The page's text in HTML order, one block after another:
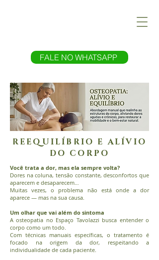
FALE NO WHATSAPP
REEQUILÍBRIO E ALÍVIO
DO CORPO
Você trata a dor, mas ela sempre volta?
Dores na coluna, tensão constante, desconfortos que
aparecem e desaparecem…
Muitas vezes, o problema não está onde a dor
aparece — mas na sua causa.
Um olhar que vai além do sintoma
A osteopatia no Espaço Tavolazzi busca entender o
corpo como um todo.
Com técnicas manuais específicas, o tratamento é
focado na origem da dor, respeitando a
individualidade de cada paciente.